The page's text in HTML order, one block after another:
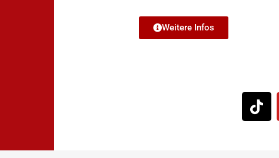
Weitere Infos